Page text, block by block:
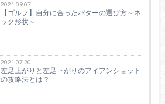
2021.09.07
【ゴルフ】自分に合ったパターの選び方～ネ
ック形状～
2021.07.20
左足上がりと左足下がりのアイアンショット
の攻略法とは？